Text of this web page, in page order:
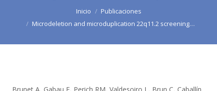
Inicio
Publicaciones
Microdeletion and microduplication 22q11.2 screening…